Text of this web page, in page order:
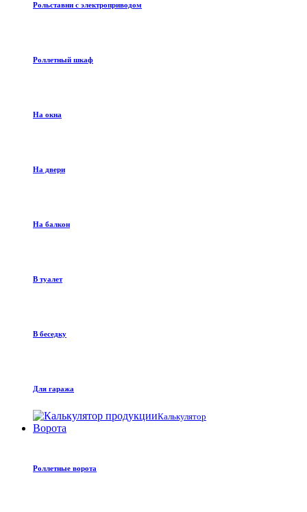
Рольставни с электроприводом
Роллетный шкаф
На окна
На двери
На балкон
В туалет
В беседку
Для гаража
Калькулятор
Ворота
Роллетные ворота